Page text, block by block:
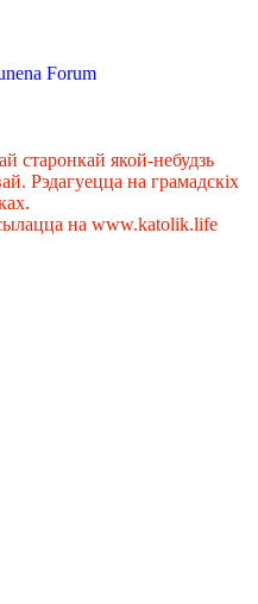
Forum
старонкай якой-небудзь
Рэдагуецца на грамадскіх
на www.katolik.life